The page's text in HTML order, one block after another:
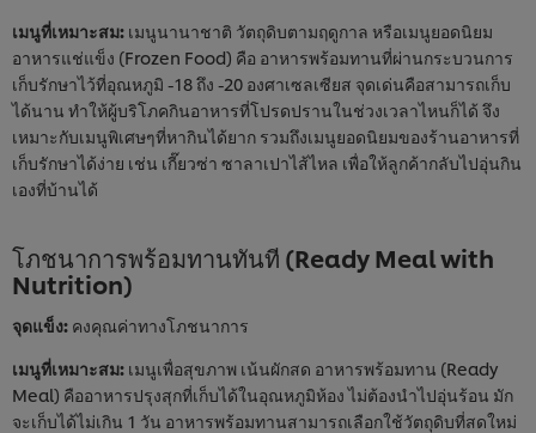
เมนูที่เหมาะสม: เมนูนานาชาติ วัตถุดิบตามฤดูกาล หรือเมนูยอดนิยม
อาหารแช่แข็ง (Frozen Food) คือ อาหารพร้อมทานที่ผ่านกระบวนการ
เก็บรักษาไว้ที่อุณหภูมิ -18 ถึง -20 องศาเซลเซียส จุดเด่นคือสามารถเก็บ
ได้นาน ทำให้ผู้บริโภคกินอาหารที่โปรดปรานในช่วงเวลาไหนก็ได้ จึง
เหมาะกับเมนูพิเศษๆที่หากินได้ยาก รวมถึงเมนูยอดนิยมของร้านอาหารที่
เก็บรักษาได้ง่าย เช่น เกี๊ยวซ่า ซาลาเปาไส้ไหล เพื่อให้ลูกค้ากลับไปอุ่นกิน
เองที่บ้านได้
โภชนาการพร้อมทานทันที (Ready Meal with
Nutrition)
จุดแข็ง: คงคุณค่าทางโภชนาการ
เมนูที่เหมาะสม: เมนูเพื่อสุขภาพ เน้นผักสด อาหารพร้อมทาน (Ready
Meal) คืออาหารปรุงสุกที่เก็บได้ในอุณหภูมิห้อง ไม่ต้องนำไปอุ่นร้อน มัก
จะเก็บได้ไม่เกิน 1 วัน อาหารพร้อมทานสามารถเลือกใช้วัตถุดิบที่สดใหม่